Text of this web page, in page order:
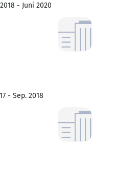
- Juni 2020
- Sep. 2018